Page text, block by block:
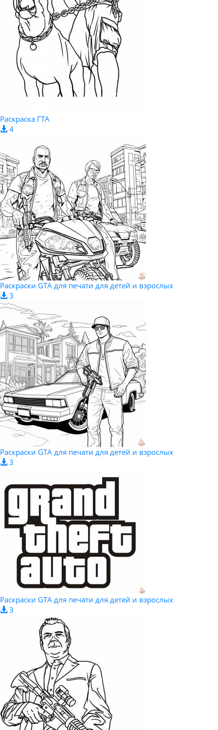
Раскраска ГТА
4
Раскраски GTA для печати для детей и взрослых
3
Раскраски GTA для печати для детей и взрослых
3
Раскраски GTA для печати для детей и взрослых
3